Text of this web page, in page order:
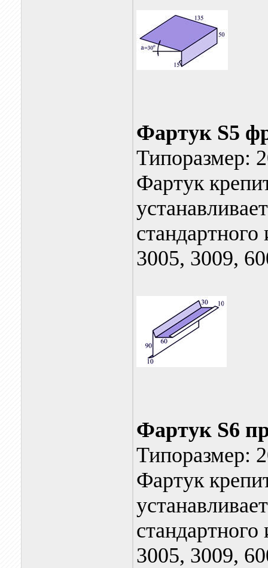
Фартук S5
Типоразмер:
Фартук
3005, 3009,
Фартук S6
Типоразмер:
Фартук
3005, 3009,